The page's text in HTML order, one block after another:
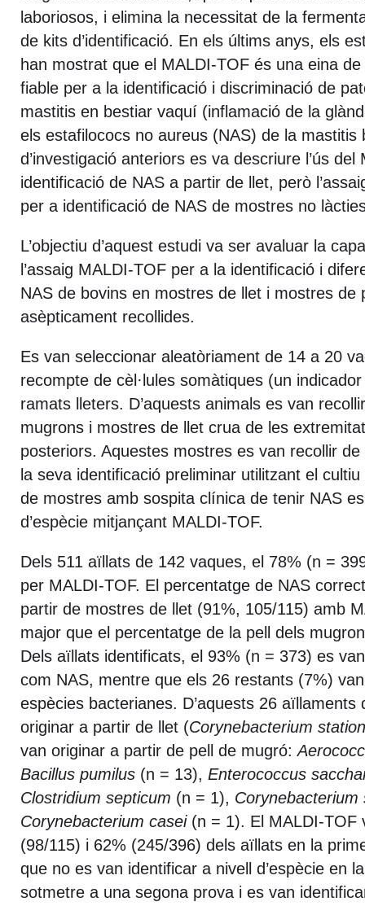
laboriosos, i elimina la necessitat de la
de kits d’identificació. En els últims anys, els
han mostrat que el MALDI-TOF és una eina
fiable per a la identificació i discriminació de
mastitis en bestiar vaquí (inflamació de la
els estafilococs no aureus (NAS) de la mastitis
d’investigació anteriors es va descriure l’ús
identificació de NAS a partir de llet, però
per a identificació de NAS de mostres no
L’objectiu d’aquest estudi va ser avaluar la
l’assaig MALDI-TOF per a la identificació i
NAS de bovins en mostres de llet i mostres de
asèpticament recollides.
Es van seleccionar aleatòriament de 14 a 20
recompte de cèl·lules somàtiques (un
ramats lleters. D’aquests animals es van
mugrons i mostres de llet crua de les
posteriors. Aquestes mostres es van recollir
la seva identificació preliminar utilitzant el
de mostres amb sospita clínica de tenir NAS
d’espècie mitjançant MALDI-TOF.
Dels 511 aïllats de 142 vaques, el 78% (n =
per MALDI-TOF. El percentatge de NAS
partir de mostres de llet (91%, 105/115) amb
major que el percentatge de la pell dels
Dels aïllats identificats, el 93% (n = 373) es
com NAS, mentre que els 26 restants (7%)
espècies bacterianes. D’aquests 26 aïllaments
originar a partir de llet (Corynebacterium
van originar a partir de pell de mugró:
Bacillus pumilus (n = 13), Enterococcus
Clostridium septicum (n = 1), Corynebacterium
Corynebacterium casei(n = 1). El MALDI-TOF
(98/115) i 62% (245/396) dels aïllats en la
que no es van identificar a nivell d’espècie en
sotmetre a una segona prova i es van